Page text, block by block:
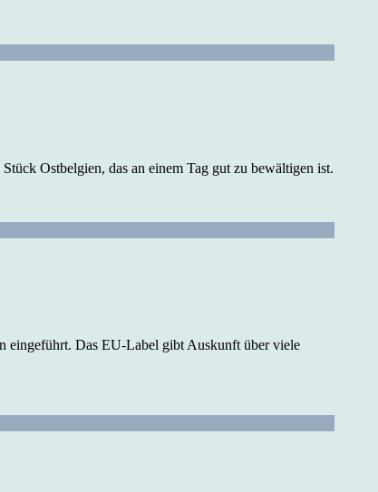
Ostbelgien, das an einem Tag gut zu bewältigen ist.
eingeführt. Das EU-Label gibt Auskunft über viele